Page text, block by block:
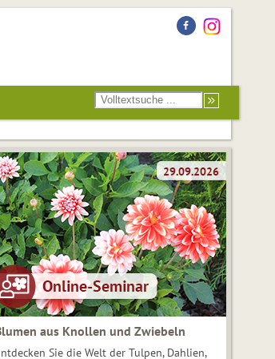
aus Knollen und Zwiebeln
Sie die Welt der Tulpen, Dahlien,